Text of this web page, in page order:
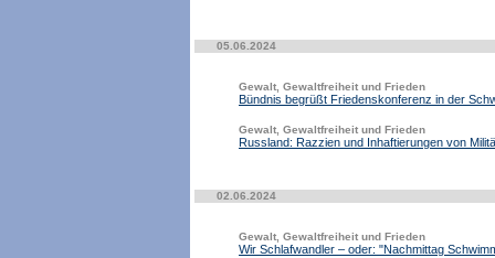
05.06.2024
Gewalt, Gewaltfreiheit und Frieden
Bündnis begrüßt Friedenskonferenz in der
Gewalt, Gewaltfreiheit und Frieden
Russland: Razzien und Inhaftierungen von
02.06.2024
Gewalt, Gewaltfreiheit und Frieden
Wir Schlafwandler – oder: "Nachmittag